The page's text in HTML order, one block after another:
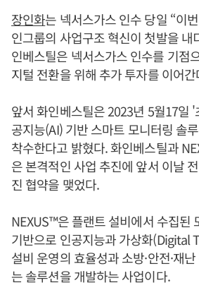
장인화는 넥서스가스 인수 당일 “이
인그룹의 사업구조 혁신이 첫발을 내
인베스틸은 넥서스가스 인수를 기점
지털 전환을 위해 추가 투자를 이어
앞서 화인베스틸은 2023년 5월17일
공지능(AI) 기반 스마트 모니터링 솔
착수한다고 밝혔다. 화인베스틸과
은 본격적인 사업 추진에 앞서 이날
진 협약을 맺었다.
NEXUS™은 플랜트 설비에서 수집된
기반으로 인공지능과 가상화(Digital
설비 운영의 효율성과 소방·안전·재
는 솔루션을 개발하는 사업이다.